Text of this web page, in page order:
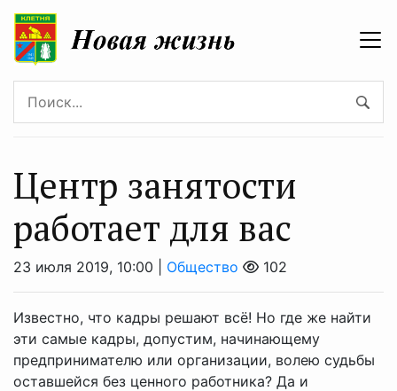
Центр занятости
работает для вас
23 июля 2019, 10:00 | Общество 102
Известно, что кадры решают всё! Но где же найти
эти самые кадры, допустим, начинающему
предпринимателю или организации, волею судьбы
оставшейся без ценного работника? Да и